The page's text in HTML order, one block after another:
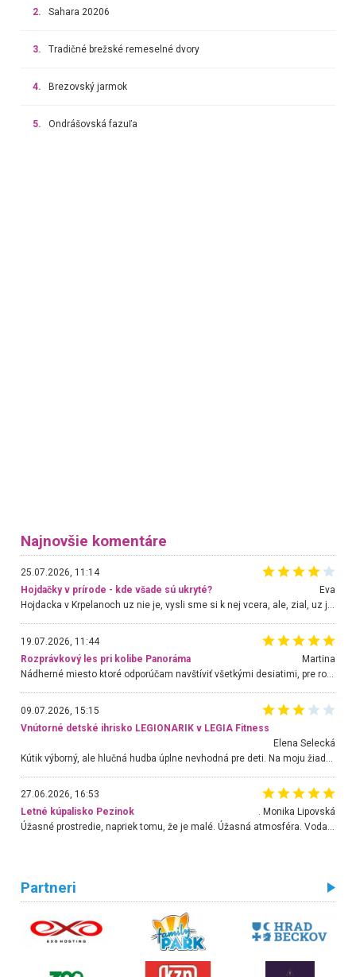
2. Sahara 20206
3. Tradičné brežské remeselné dvory
4. Brezovský jarmok
5. Ondrášovská fazuľa
Najnovšie komentáre
25.07.2026, 11:14
Hojdačky v prírode - kde všade sú ukryté?
Eva
Hojdacka v Krpelanoch uz nie je, vysli sme si k nej vcera, ale, zial, uz je znicena. Ak sem planujete cestu len kvoli hojdacke, mozete si ju usetrit. Krasny vyhlad je tu vsak aj bez hojdacky :-)
19.07.2026, 11:44
Rozprávkový les pri kolibe Panoráma
Martina
Nádherné miesto ktoré odporúčam navštíviť všetkými desiatimi, pre rodiny s deťmi, dôchodcom... Proste a jednoducho ozaj rozprávkový les.. určite ešte prídeme. Odniesli sme si na pamiatku krásne tričká,
09.07.2026, 15:15
Vnútorné detské ihrisko LEGIONARIK v LEGIA Fitness
Elena Selecká
27.06.2026, 16:53
Letné kúpalisko Pezinok
. Monika Lipovská
Úžasné prostredie, napriek tomu, že je malé. Úžasná atmosféra. Voda fantastická a nádherná. Ľudí je pomerne veľa, ale su mili a ohľaduplní. Je veľmi zaujímavé sledovať, ako dokážu spolu športovať cudzí ľudia a bez ohľadu na vek. Vládne tu pohoda. Vnuka neviem dostať z vody. Ďakujem za krásny deň . Urcite sa sem vrátim. Jediný problém je s parkovaním, ale aj ten sa mi podarilo vyriešiť. Monika Bratislava
Partneri